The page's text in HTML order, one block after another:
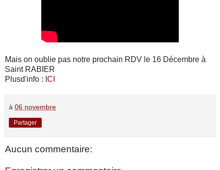
Mais on oublie pas notre prochain RDV le 16 Décembre à
Saint RABIER
Plusd'info : ICI
à 06 novembre
Partager
Aucun commentaire: